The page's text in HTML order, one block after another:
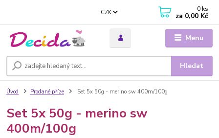
Menu
CZK
Hledat
0 ks
za 0,00 Kč
Úvod Prodané příze Set 5x 50g - merino sw 400m/100g
Set 5x 50g - merino sw
400m/100g